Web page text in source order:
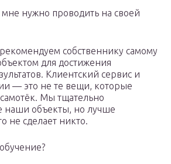
нужно проводить на своей
собственнику самому
для достижения
Клиентский сервис и
— это не те вещи, которые
Мы тщательно
наши объекты, но лучше
не сделает никто.